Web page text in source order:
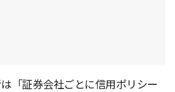
「証券会社ごとに信用ポリシー